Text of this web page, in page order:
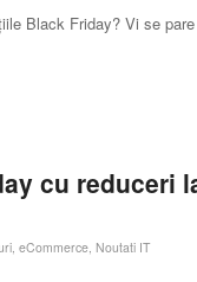
Black Friday? Vi se
cu reduceri
,eCommerce, Noutati IT